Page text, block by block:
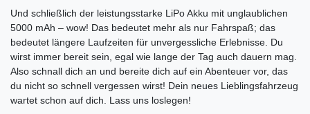
Und schließlich der leistungsstarke LiPo Akku mit unglaublichen
5000 mAh – wow! Das bedeutet mehr als nur Fahrspaß; das
bedeutet längere Laufzeiten für unvergessliche Erlebnisse. Du
wirst immer bereit sein, egal wie lange der Tag auch dauern mag.
Also schnall dich an und bereite dich auf ein Abenteuer vor, das
du nicht so schnell vergessen wirst! Dein neues Lieblingsfahrzeug
wartet schon auf dich. Lass uns loslegen!